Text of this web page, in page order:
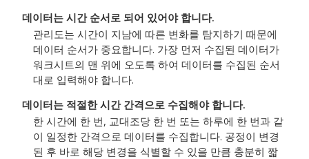
데이터는 시간 순서로 되어 있어야 합니다.
관리도는 시간이 지남에 따른 변화를 탐지하기 때문에
데이터 순서가 중요합니다. 가장 먼저 수집된 데이터가
워크시트의 맨 위에 오도록 하여 데이터를 수집된 순서
대로 입력해야 합니다.
데이터는 적절한 시간 간격으로 수집해야 합니다.
한 시간에 한 번, 교대조당 한 번 또는 하루에 한 번과 같
이 일정한 간격으로 데이터를 수집합니다. 공정이 변경
된 후 바로 해당 변경을 식별할 수 있을 만큼 충분히 짧